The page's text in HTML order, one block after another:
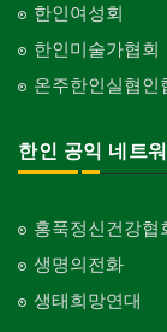
한인여성회
한인미술가협회
온주한인실협인
한인 공익 네트
홍푹정신건강협
생명의전화
생태희망연대